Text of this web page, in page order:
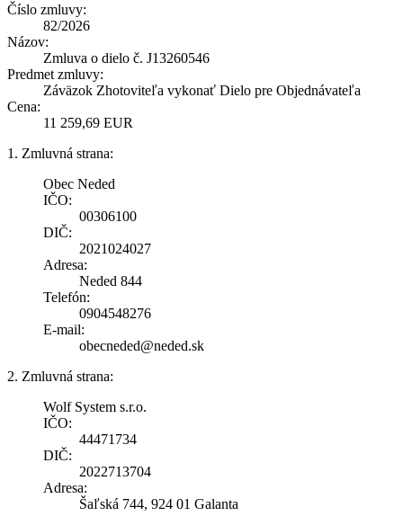
Číslo zmluvy:
82/2026
Názov:
Zmluva o dielo č. J13260546
Predmet zmluvy:
Záväzok Zhotoviteľa vykonať Dielo pre Objednávateľa
Cena:
11 259,69 EUR
1. Zmluvná strana:
Obec Neded
IČO:
00306100
DIČ:
2021024027
Adresa:
Neded 844
Telefón:
0904548276
E-mail:
obecneded@neded.sk
2. Zmluvná strana:
Wolf System s.r.o.
IČO:
44471734
DIČ:
2022713704
Adresa:
Šaľská 744, 924 01 Galanta